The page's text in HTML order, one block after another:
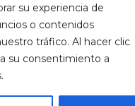
su experiencia de
o contenidos
tráfico. Al hacer clic
su consentimiento a
| Expertos en Ocio |